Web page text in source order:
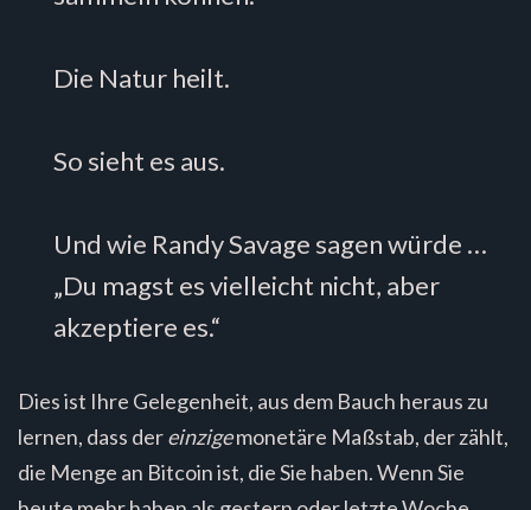
Die Natur heilt.
So sieht es aus.
Und wie Randy Savage sagen würde …
„Du magst es vielleicht nicht, aber
akzeptiere es.“
Dies ist Ihre Gelegenheit, aus dem Bauch heraus zu
lernen, dass dereinzigemonetäre Maßstab, der zählt,
die Menge an Bitcoin ist, die Sie haben. Wenn Sie